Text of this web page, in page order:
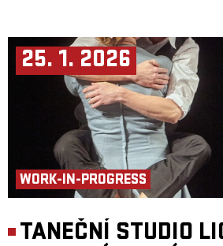
25. 1. 2026
WORK-IN-PROGRESS
TANEČNÍ STUDIO